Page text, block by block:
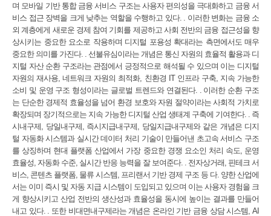
며 모바일 기반 통합 금융 서비스 구조는 사용자 편의성을 극대화하고 금융 서
비스 접근 장벽을 크게 낮추는 역할을 수행하고 있다. . 이러한 변화는 금융 소
외 계층에게 새로운 경제 참여 기회를 제공하고 사회 전반의 금융 접근성을 향
상시키는 중요한 요소로 작용하며 디지털 포용성 확대라는 측면에서도 매우
중요한 의미를 가진다. . 선불유심이라는 개념은 통신 자원의 효율적 활용과 디
지털 자산 순환 구조라는 관점에서 긍정적으로 해석될 수 있으며 이는 디지털
자원의 재사용, 네트워크 자원의 최적화, 친환경 IT 인프라 구축, 지속 가능한
소비 및 운영 구조 형성이라는 글로벌 트렌드와 연결된다. . 이러한 순환 구조
는 단순한 경제적 효율성을 넘어 환경 보호와 자원 절약이라는 사회적 가치로
확장되며 장기적으로는 지속 가능한 디지털 산업 생태계 구축에 기여한다. . 즉
시내구제, 당일내구제, 즉시지급내구제, 당일지급내구제와 같은 개념은 디지
털 자동화 시스템과 실시간 데이터 처리 기술이 만들어낸 초고속 서비스 구조
를 상징하며 현대 플랫폼 산업에서 가장 중요한 경쟁 요소인 처리 속도, 운영
효율성, 자동화 수준, 실시간 반응 능력을 잘 보여준다. . 전자상거래, 핀테크 서
비스, 콘텐츠 플랫폼, 물류 시스템, 프리랜서 기반 경제 구조 등 다. 양한 산업에
서는 이미 즉시 및 자동 지급 시스템이 도입되고 있으며 이는 사용자 경험을 크
게 향상시키고 산업 전반의 생산성과 효율성을 동시에 높이는 결과를 만들어
내고 있다. . 또한 비대면내구제라는 개념은 온라인 기반 금융 상담 시스템, AI